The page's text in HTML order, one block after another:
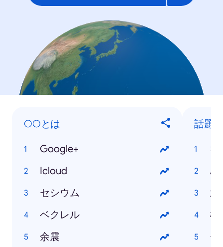
○○とは
Google+
Icloud
セシウム
ベクレル
余震
話題
な
島
武
松
チ